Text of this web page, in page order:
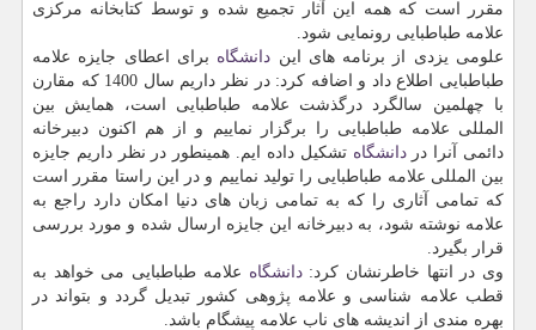
مقرر است كه همه این آثار تجمیع شده و توسط كتابخانه مركزی
علامه طباطبایی رونمایی شود.
علومی یزدی از برنامه های این دانشگاه برای اعطای جایزه علامه
طباطبایی اطلاع داد و اضافه كرد: در نظر داریم سال 1400 كه مقارن
با چهلمین سالگرد درگذشت علامه طباطبایی است، همایش بین
المللی علامه طباطبایی را برگزار نماییم و از هم اكنون دبیرخانه
دائمی آنرا دردانشگاه تشكیل داده ایم. همینطور در نظر داریم جایزه
بین المللی علامه طباطبایی را تولید نماییم و در این راستا مقرر است
كه تمامی آثاری را كه به تمامی زبان های دنیا امكان دارد راجع به
علامه نوشته شود، به دبیرخانه این جایزه ارسال شده و مورد بررسی
قرار بگیرد.
وی در انتها خاطرنشان كرد:دانشگاه علامه طباطبایی می خواهد به
قطب علامه شناسی و علامه پژوهی كشور تبدیل گردد و بتواند در
بهره مندی از اندیشه های ناب علامه پیشگام باشد.